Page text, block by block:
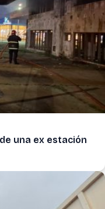
una ex estación